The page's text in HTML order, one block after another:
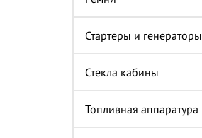
Стартеры и генераторы
Стекла кабины
Топливная аппаратура